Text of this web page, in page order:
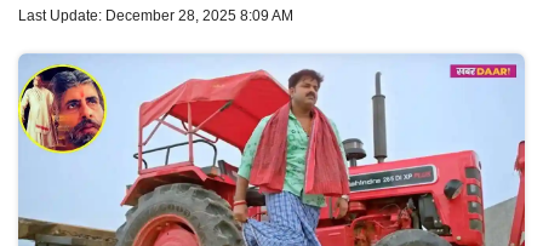
Last Update: December 28, 2025 8:09 AM